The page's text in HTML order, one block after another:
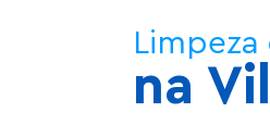
Limpeza
na